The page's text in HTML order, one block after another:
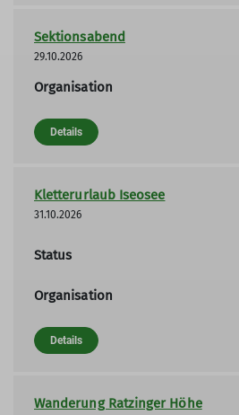
Sektionsabend
29.10.2026
Organisation
Details
Kletterurlaub Iseosee
31.10.2026
Status
Organisation
Details
Wanderung Ratzinger Höhe